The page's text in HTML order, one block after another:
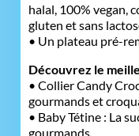
halal, 100% vegan,
gluten et sans
• Un plateau pré-
Découvrez le
• Collier Candy
gourmands et
• Baby Tétine : La
gourmands.